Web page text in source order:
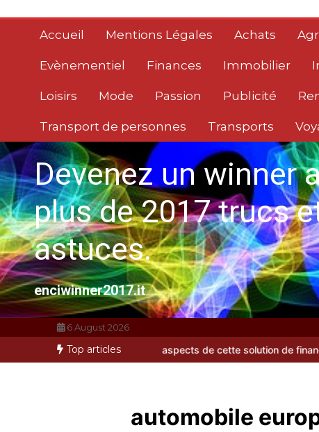
contenuAccueil Mentions Légales Achats
Evènementiel Finances Immobilier
Loisirs Mode Passion Publicité
Transport de personnes Transports
Devenez un winner
plus de 2017 trucs
astuces.
enciwinner2017.it
6 August 2026
Top articles
tous les aspects de cette solution de financement
automobile